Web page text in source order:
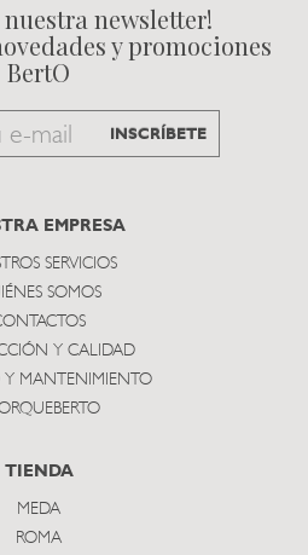
nuestra newsletter!
y promociones
BertO
INSCRÍBETE
EMPRESA
SERVICIOS
SOMOS
Y CALIDAD
MANTENIMIENTO
TIENDA
MEDA
ROMA